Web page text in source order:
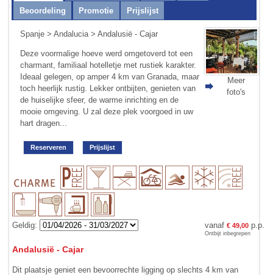
Beoordeling Promotie Prijslijst
Spanje >Andalucia> Andalusië - Cajar
Deze voormalige hoeve werd omgetoverd tot een
charmant, familiaal hotelletje met rustiek karakter.
Ideaal gelegen, op amper 4 km van Granada, maar
toch heerlijk rustig. Lekker ontbijten, genieten van
de huiselijke sfeer, de warme inrichting en de
mooie omgeving. U zal deze plek voorgoed in uw
hart dragen...
Reserveren Prijslijst
Meer
foto's
Geldig: vanaf € 49,00p.p.
Ontbijt inbegrepen
Andalusië - Cajar
Dit plaatsje geniet een bevoorrechte ligging op slechts 4 km van